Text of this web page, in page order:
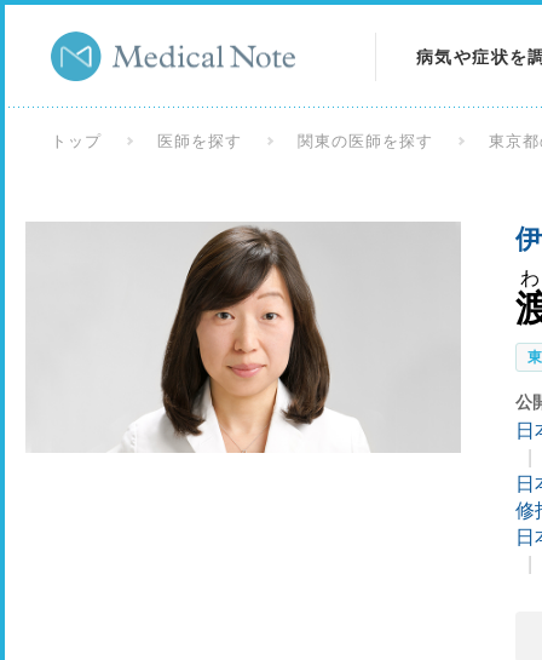
病気や症状を
検査を調べる
トップ 医師を探す 関東の医師を探す 東京
公
日
日
修
日